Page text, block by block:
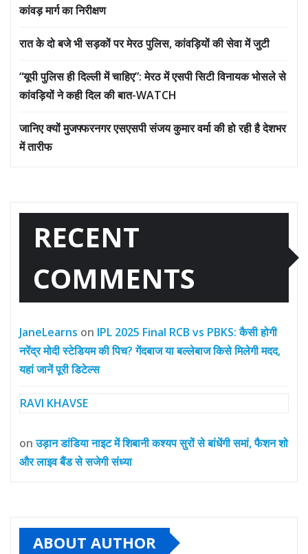
कांवड़ मार्ग का निरीक्षण
रात के दो बजे भी सड़कों पर मेरठ पुलिस, कांवड़ियों की सेवा में जुटी
“यूपी पुलिस ही दिल्ली में चाहिए”: मेरठ में एसपी सिटी विनायक भोसले से
कांवड़ियों ने कही दिल की बात-WATCH
जानिए क्यों मुजफ्फरनगर एसएसपी संजय कुमार वर्मा की हो रही है देशभर
में तारीफ
RECENT
COMMENTS
JaneLearns on IPL 2025 Final RCB vs PBKS: कैसी होगी
नरेंद्र मोदी स्टेडियम की पिच? गेंदबाज या बल्लेबाज किसे मिलेगी मदद,
यहां जानें पूरी डिटेल्स
RAVI KHAVSE
onउड़ान डांडिया नाइट में शिबानी कश्यप सुरों से बांधेंगी समां, फैशन शो
और लाइव बैंड से सजेगी संध्या
ABOUT AUTHOR